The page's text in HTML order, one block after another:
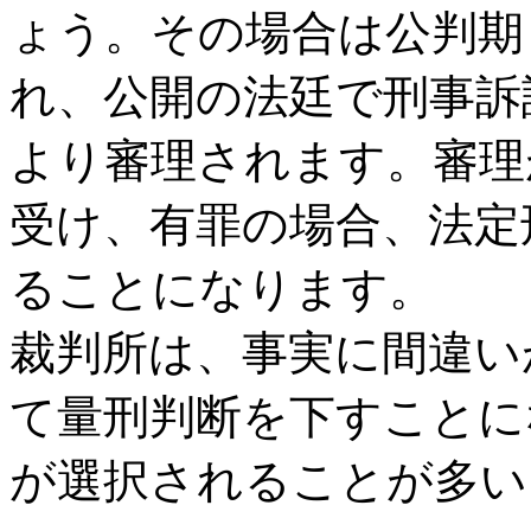
ょう。その場合は公判
れ、公開の法廷で刑事
より審理されます。審
受け、有罪の場合、法
ることになります。
裁判所は、事実に間違
て量刑判断を下すこと
が選択されることが多